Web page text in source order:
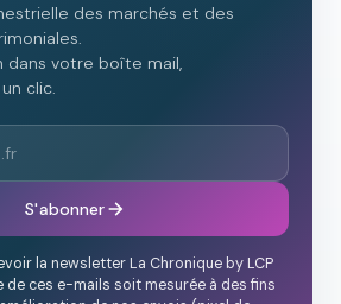
des marchés et des
dans votre boîte mail,
clic.
S'abonner
la newsletter La Chronique by LCP
de ces e-mails soit mesurée à des fins